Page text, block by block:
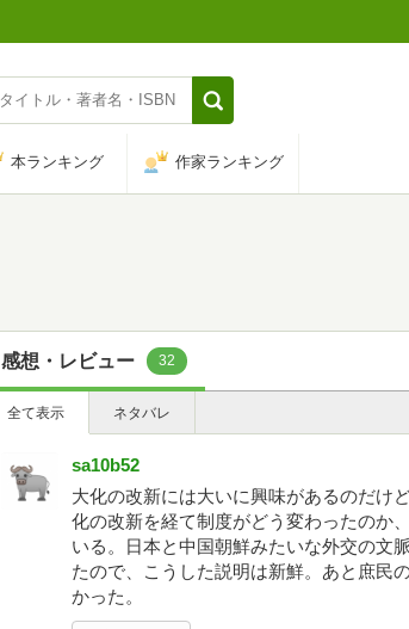
本ランキング 作家ランキング
感想・レビュー 32
全て表示 ネタバレ
sa10b52
大化の改新には大いに興味があるのだけ
化の改新を経て制度がどう変わったのか
いる。日本と中国朝鮮みたいな外交の文
たので、こうした説明は新鮮。あと庶民
かった。